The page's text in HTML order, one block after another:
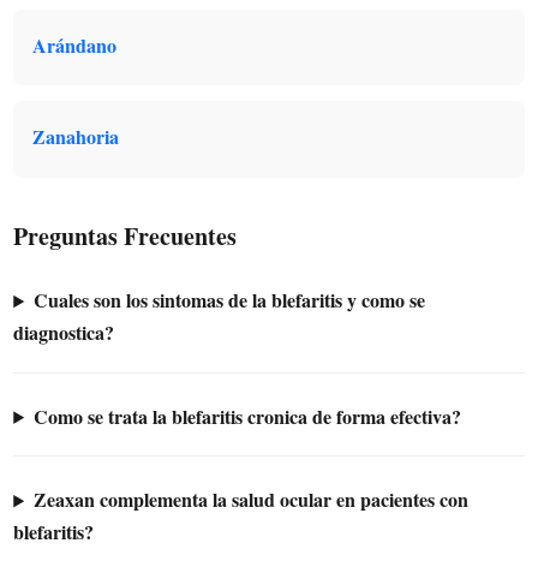
Arándano
Zanahoria
Preguntas Frecuentes
Cuales son los sintomas de la blefaritis y como se
diagnostica?
Como se trata la blefaritis cronica de forma efectiva?
Zeaxan complementa la salud ocular en pacientes con
blefaritis?